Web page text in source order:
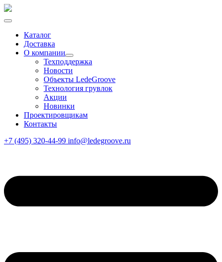
Каталог
Доставка
О компании
Техподдержка
Новости
Объекты LedeGroove
Технология грувлок
Акции
Новинки
Проектировщикам
Контакты
+7 (495) 320-44-99 info@ledegroove.ru